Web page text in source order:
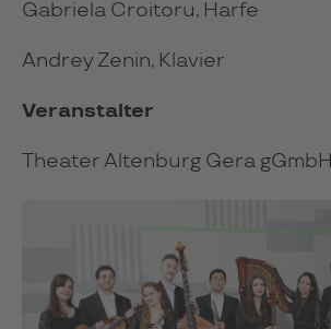
Gabriela Croitoru, Harfe
Andrey Zenin, Klavier
Veranstalter
Theater Altenburg Gera gGmbH